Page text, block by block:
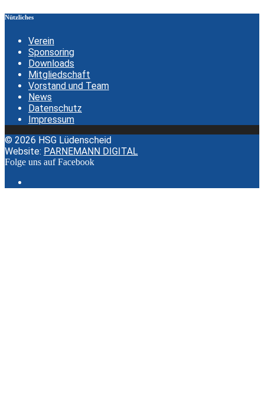
Nützliches
Verein
Sponsoring
Downloads
Mitgliedschaft
Vorstand und Team
News
Datenschutz
Impressum
© 2026 HSG Lüdenscheid
Website: PARNEMANN DIGITAL
Folge uns auf Facebook